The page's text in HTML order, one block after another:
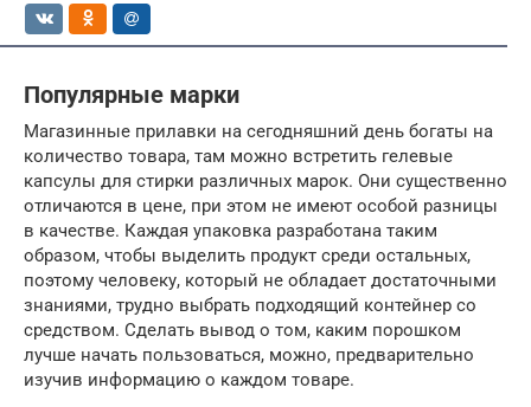
Популярные марки
Магазинные прилавки на сегодняшний день богаты на
количество товара, там можно встретить гелевые
капсулы для стирки различных марок. Они существенно
отличаются в цене, при этом не имеют особой разницы
в качестве. Каждая упаковка разработана таким
образом, чтобы выделить продукт среди остальных,
поэтому человеку, который не обладает достаточными
знаниями, трудно выбрать подходящий контейнер со
средством. Сделать вывод о том, каким порошком
лучше начать пользоваться, можно, предварительно
изучив информацию о каждом товаре.